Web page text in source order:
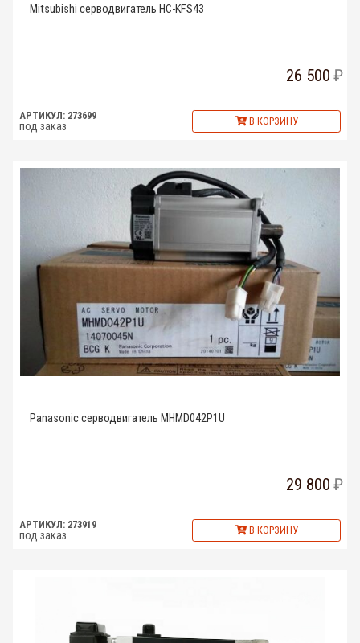
Mitsubishi серводвигатель HC-KFS43
26 500
АРТИКУЛ: 273699
под заказ В КОРЗИНУ
Panasonic серводвигатель MHMD042P1U
29 800
АРТИКУЛ: 273919
под заказ В КОРЗИНУ